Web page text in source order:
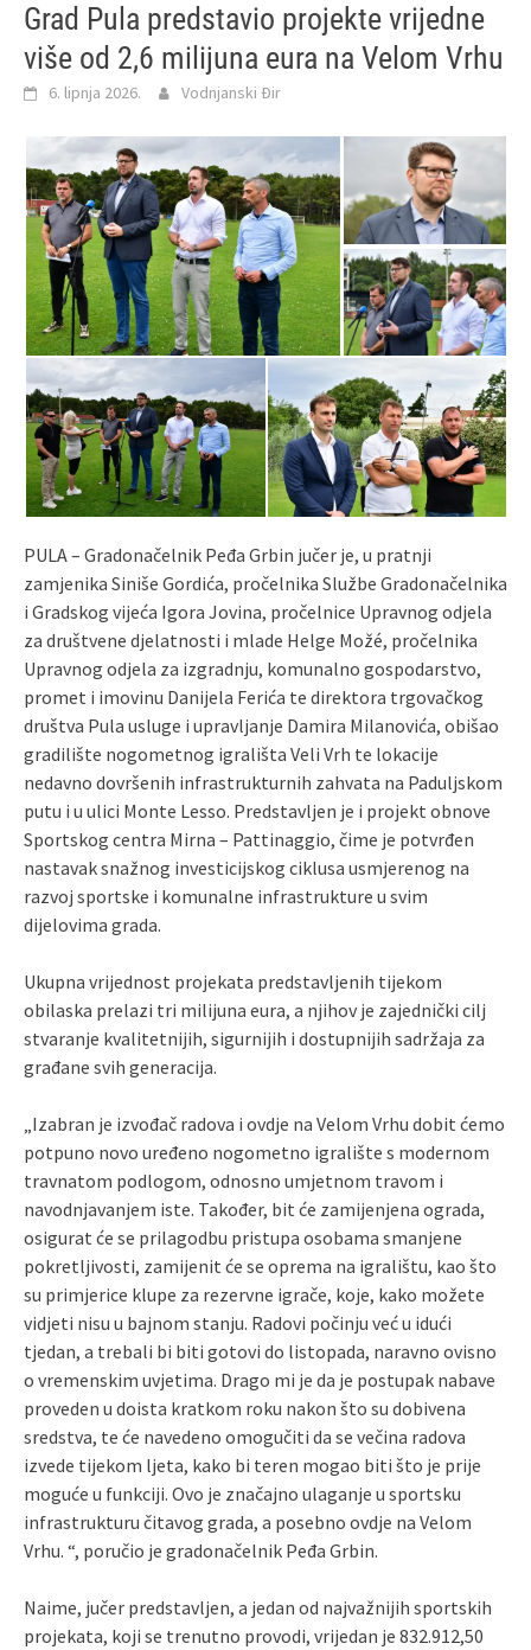
Grad Pula predstavio projekte vrijedne
više od 2,6 milijuna eura na Velom Vrhu
6. lipnja 2026. Vodnjanski Đir
PULA – Gradonačelnik Peđa Grbin jučer je, u pratnji
zamjenika Siniše Gordića, pročelnika Službe Gradonačelnika
i Gradskog vijeća Igora Jovina, pročelnice Upravnog odjela
za društvene djelatnosti i mlade Helge Možé, pročelnika
Upravnog odjela za izgradnju, komunalno gospodarstvo,
promet i imovinu Danijela Ferića te direktora trgovačkog
društva Pula usluge i upravljanje Damira Milanovića, obišao
gradilište nogometnog igrališta Veli Vrh te lokacije
nedavno dovršenih infrastrukturnih zahvata na Paduljskom
putu i u ulici Monte Lesso. Predstavljen je i projekt obnove
Sportskog centra Mirna – Pattinaggio, čime je potvrđen
nastavak snažnog investicijskog ciklusa usmjerenog na
razvoj sportske i komunalne infrastrukture u svim
dijelovima grada.
Ukupna vrijednost projekata predstavljenih tijekom
obilaska prelazi tri milijuna eura, a njihov je zajednički cilj
stvaranje kvalitetnijih, sigurnijih i dostupnijih sadržaja za
građane svih generacija.
„Izabran je izvođač radova i ovdje na Velom Vrhu dobit ćemo
potpuno novo uređeno nogometno igralište s modernom
travnatom podlogom, odnosno umjetnom travom i
navodnjavanjem iste. Također, bit će zamijenjena ograda,
osigurat će se prilagodbu pristupa osobama smanjene
pokretljivosti, zamijenit će se oprema na igralištu, kao što
su primjerice klupe za rezervne igrače, koje, kako možete
vidjeti nisu u bajnom stanju. Radovi počinju već u idući
tjedan, a trebali bi biti gotovi do listopada, naravno ovisno
o vremenskim uvjetima. Drago mi je da je postupak nabave
proveden u doista kratkom roku nakon što su dobivena
sredstva, te će navedeno omogučiti da se večina radova
izvede tijekom ljeta, kako bi teren mogao biti što je prije
moguće u funkciji. Ovo je značajno ulaganje u sportsku
infrastrukturu čitavog grada, a posebno ovdje na Velom
Vrhu. “, poručio je gradonačelnik Peđa Grbin.
Naime, jučer predstavljen, a jedan od najvažnijih sportskih
projekata, koji se trenutno provodi, vrijedan je 832.912,50